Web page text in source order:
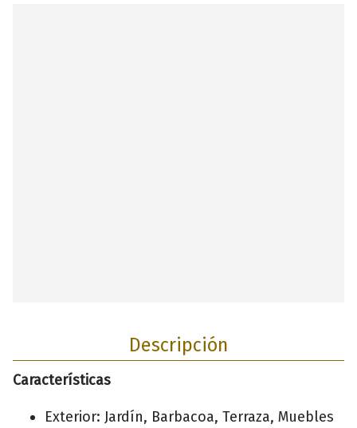
Descripción
Características
Exterior: Jardín, Barbacoa, Terraza, Muebles